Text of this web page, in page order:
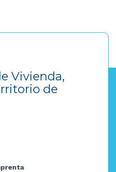
Vivienda,
de